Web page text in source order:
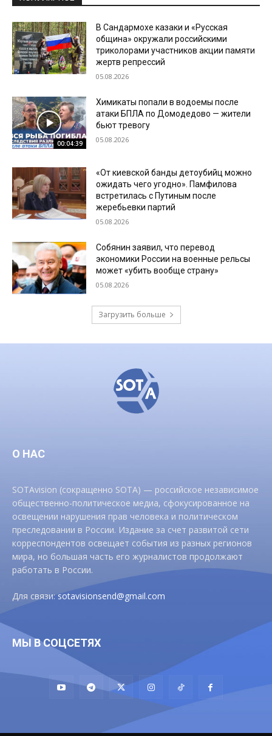
В Сандармохе казаки и «Русская
община» окружали российскими
триколорами участников акции памяти
жертв репрессий
05.08.2026
00:04:39
Химикаты попали в водоемы после
атаки БПЛА по Домодедово — жители
бьют тревогу
05.08.2026
«От киевской банды детоубийц можно
ожидать чего угодно». Памфилова
встретилась с Путиным после
жеребьевки партий
05.08.2026
Собянин заявил, что перевод
экономики России на военные рельсы
может «убить вообще страну»
05.08.2026
Загрузить больше
О НАС
SOTAvision (сокращенно SOTA) — российское независимое
общественно-политическое медиа, сфокусированное на
освещении нарушения прав человека и политическом
преследовании в России. Издание за счет развитой сети
корреспондентов освещает события из разных регионов
мира, но большая часть его журналистов продолжают
работать в России.
Для связи:sotavisionsend@gmail.com
МЫ В СОЦСЕТЯХ